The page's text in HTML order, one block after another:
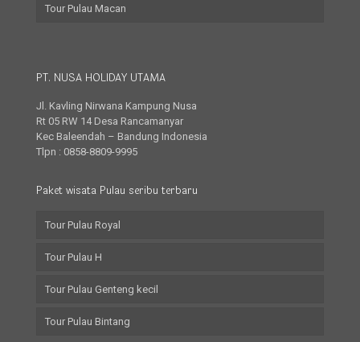
Tour Pulau Macan
PT. NUSA HOLIDAY UTAMA
Jl. Kavling Nirwana Kampung Nusa
Rt 05 RW 14 Desa Rancamanyar
Kec Baleendah – Bandung Indonesia
Tlpn : 0858-8809-9995
Paket wisata Pulau seribu terbaru
Tour Pulau Royal
Tour Pulau H
Tour Pulau Genteng kecil
Tour Pulau Bintang